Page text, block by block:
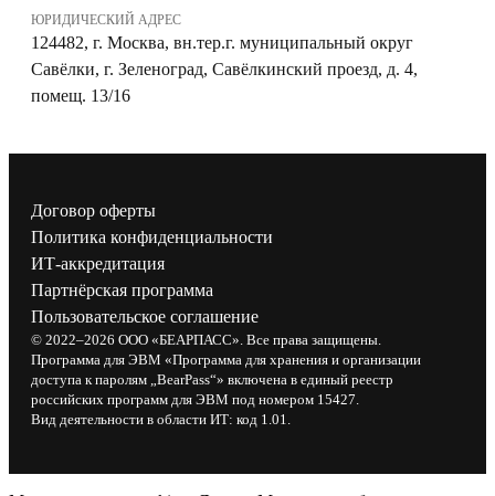
ЮРИДИЧЕСКИЙ АДРЕС
124482, г. Москва, вн.тер.г. муниципальный округ
Савёлки, г. Зеленоград, Савёлкинский проезд, д. 4,
помещ. 13/16
Договор оферты
Политика конфиденциальности
ИТ-аккредитация
Партнёрская программа
Пользовательское соглашение
© 2022–2026 ООО «БЕАРПАСС». Все права защищены.
Программа для ЭВМ «Программа для хранения и организации
доступа к паролям „BearPass“» включена в единый реестр
российских программ для ЭВМ под номером 15427.
Вид деятельности в области ИТ: код 1.01.